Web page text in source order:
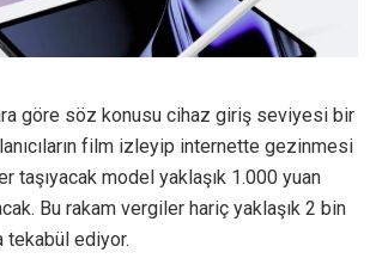
göre söz konusu cihaz giriş seviyesi bir
film izleyip internette gezinmesi
taşıyacak model yaklaşık 1.000 yuan
Bu rakam vergiler hariç yaklaşık 2 bin
tekabül ediyor.